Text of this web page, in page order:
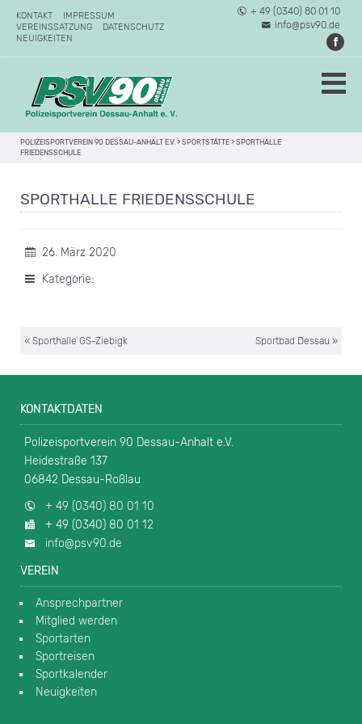
KONTAKT
IMPRESSUM
VEREINSSATZUNG
DATENSCHUTZ
NEUIGKEITEN
+ 49 (0340) 80 01 10
info@psv90.de
POLIZEISPORTVEREIN 90 DESSAU-ANHALT E.V. > SPORTSTÄTTE > SPORTHALLE
FRIEDENSSCHULE
SPORTHALLE FRIEDENSSCHULE
26. März 2020
Kategorie:
« Sporthalle GS-Ziebigk Sportbad Dessau »
KONTAKTDATEN
Polizeisportverein 90 Dessau-Anhalt e.V.
Heidestraße 137
06842 Dessau-Roßlau
+ 49 (0340) 80 01 10
+ 49 (0340) 80 01 12
info@psv90.de
VEREIN
Ansprechpartner
Mitglied werden
Sportarten
Sportreisen
Sportkalender
Neuigkeiten